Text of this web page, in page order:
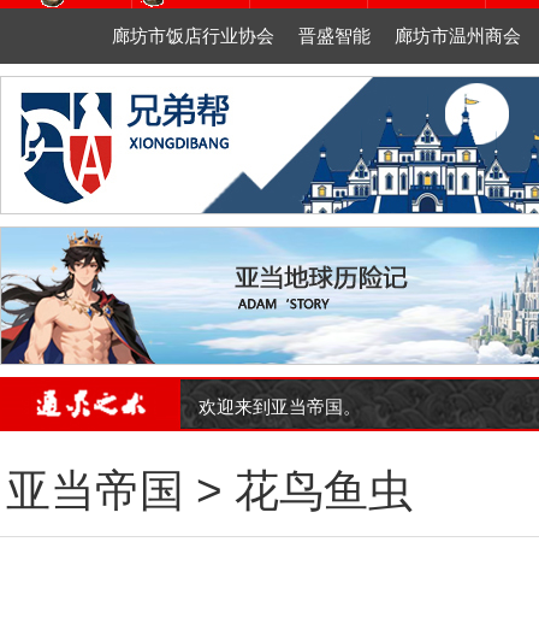
廊坊市饭店行业协会 晋盛智能 廊坊市温州商会
欢迎来到亚当帝国。
亚当帝国 > 花鸟鱼虫